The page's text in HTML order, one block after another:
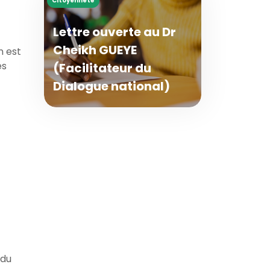
est
Lettre ouverte au Dr
Cheikh GUEYE
(Facilitateur du
Dialogue national)